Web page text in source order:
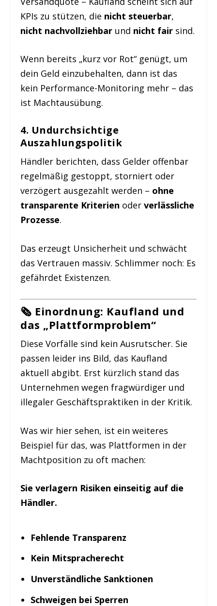
KPIs zu stützen, die nicht steuerbar,
nicht nachvollziehbar und nicht fair sind.
Wenn bereits „kurz vor Rot“ genügt, um
dein Geld einzubehalten, dann ist das
kein Performance-Monitoring mehr – das
ist Machtausübung.
4. Undurchsichtige
Auszahlungspolitik
Händler berichten, dass Gelder offenbar
regelmäßig gestoppt, storniert oder
verzögert ausgezahlt werden – ohne
transparente Kriterien oderverlässliche
Prozesse.
Das erzeugt Unsicherheit und schwächt
das Vertrauen massiv. Schlimmer noch: Es
gefährdet Existenzen.
🗞️ Einordnung: Kaufland und
das „Plattformproblem“
Diese Vorfälle sind kein Ausrutscher. Sie
passen leider ins Bild, das Kaufland
aktuell abgibt. Erst kürzlich stand das
Unternehmen wegen fragwürdiger und
illegaler Geschäftspraktiken in der Kritik.
Was wir hier sehen, ist ein weiteres
Beispiel für das, was Plattformen in der
Machtposition zu oft machen:
Sie verlagern Risiken einseitig auf die
Händler.
Fehlende Transparenz
Kein Mitspracherecht
Unverständliche Sanktionen
Schweigen bei Sperren